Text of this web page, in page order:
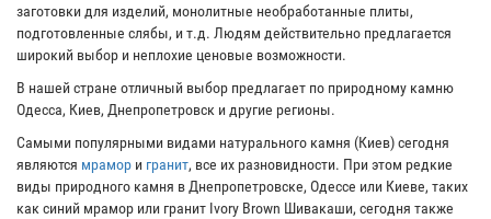
заготовки для изделий, монолитные необработанные плиты,
подготовленные слябы, и т.д. Людям действительно предлагается
широкий выбор и неплохие ценовые возможности.
В нашей стране отличный выбор предлагает по природному камню
Одесса, Киев, Днепропетровск и другие регионы.
Самыми популярными видами натурального камня (Киев) сегодня
являются мрамор и гранит, все их разновидности. При этом редкие
виды природного камня в Днепропетровске, Одессе или Киеве, таких
как синий мрамор или гранит Ivory Brown Шивакаши, сегодня также